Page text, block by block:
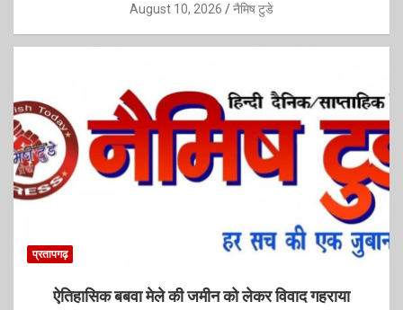
August 10, 2026 नैमिष टुडे
प्रतापगढ़
ऐतिहासिक बबवा मेले की जमीन को लेकर विवाद गहराया